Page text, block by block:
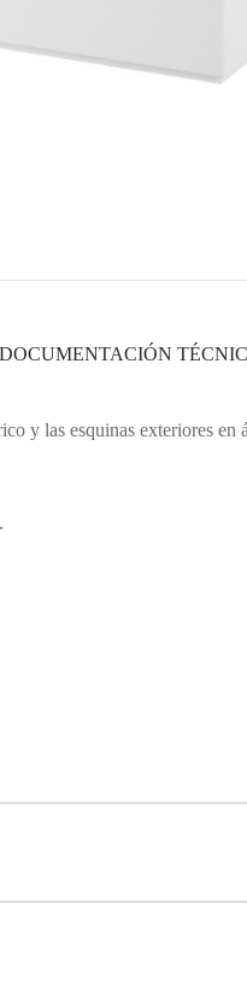
DOCUMENTACIÓN
y las esquinas exteriores en